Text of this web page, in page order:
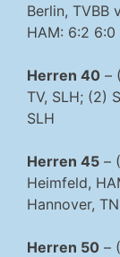
Berlin, TVBB
HAM: 6:2 6:0
Herren 40 –
TV, SLH; (2)
SLH
Herren 45 –
Heimfeld,
Hannover,
Herren 50 –